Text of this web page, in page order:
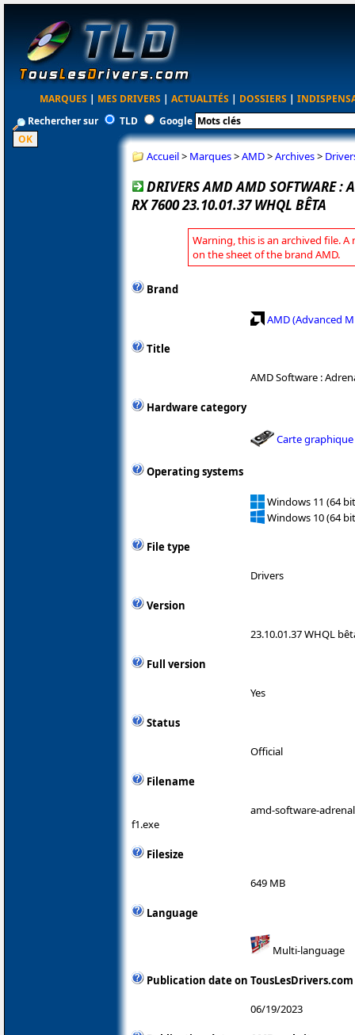
MARQUES | MES DRIVERS | ACTUALITÉS | DOSSIERS |
Rechercher sur
TLD Google
Accueil> Marques>AMD>Archives>
DRIVERS AMD AMD SOFTWARE
RX 7600 23.10.01.37 WHQL BÊTA
Warning, this is an archived file. A
on the sheet of the brand AMD.
Brand
AMD (Advanced
Title
AMD Software :
Hardware category
Carte graphique
Operating systems
Windows 11 (64
Windows 10 (64
File type
Drivers
Version
23.10.01.37 WHQL
Full version
Yes
Status
Official
Filename
amd-software-
f1.exe
Filesize
649 MB
Language
Multi-language
Publication date on TousLesDrivers.com
06/19/2023